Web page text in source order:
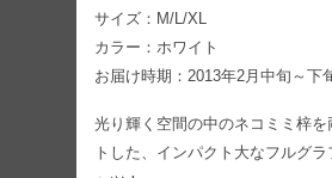
サイズ：M/L/XL
カラー：ホワイト
お届け時期：2013年2月中旬～下
光り輝く空間の中のネコミミ梓を
トした、インパクト大なフルグ